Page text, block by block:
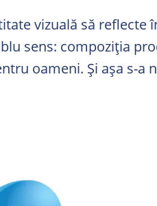
vizuală să reflecte
sens: compoziția
oameni. Și așa s-a